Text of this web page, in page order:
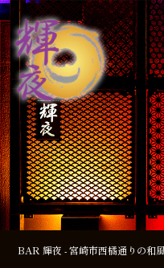
BAR 輝夜 - 宮崎市西橘通りの和